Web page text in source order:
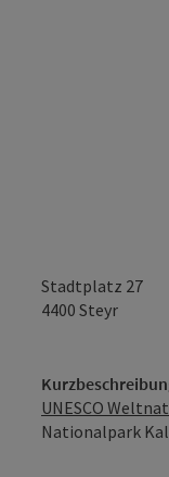
Stadtplatz 27
4400 Steyr
UNESCO
Nationalpark